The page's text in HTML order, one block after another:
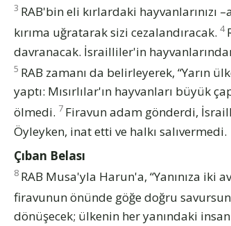
3 RAB'bin eli kırlardaki hayvanlarınızı
kırıma uğratarak sizi cezalandıracak. 4
davranacak. İsrailliler'in
5 RAB zamanı da belirleyerek, “Yarın
yaptı: Mısırlılar'ın hayvanları büyük
ölmedi. 7 Firavun adam gönderdi,
Öyleyken, inat etti ve halkı salıvermedi.
Çıban Belası
8 RAB Musa'yla Harun'a, “Yanınıza iki
firavunun önünde göğe doğru
dönüşecek; ülkenin her yanındaki